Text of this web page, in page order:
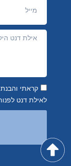
קראתי
לאילת דנט